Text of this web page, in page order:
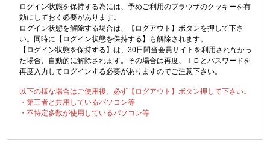
ログイン状態を保持する為には、予めご利用のブラウザのクッキーを有
効にしておく必要があります。
ログイン状態を解除する場合は、【ログアウト】ボタンを押して下さ
い。同時に【ログイン状態を保持する】も解除されます。
【ログイン状態を保持する】は、30日間当会員サイトを利用されなかっ
た場合、自動的に解除されます。その場合は再度、ＩＤとパスワードを
再度入力してログインする必要がありますのでご注意下さい。
以下の様な場合はご使用後、必ず【ログアウト】ボタン押して下さい。
・第三者と共用しているパソコン等
・不特定多数が使用しているパソコン等